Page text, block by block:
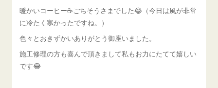
暖かいコーヒー☕️ごちそうさまでした😂（今日は風が非常
に冷たく寒かったですね。）
色々とおきずかいありがとう御座いました。
施工修理の方も喜んで頂きまして私もお力にたてて嬉しい
です😂